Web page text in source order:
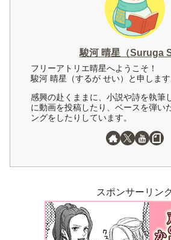
駿河 晴星（Suruga
フリーアトリエ晴星へようこそ！
駿河 晴星（するが せい）と申します
感興の赴くままに、小説や詩を執筆
に動画を投稿したり、ベースを弾い
ングをしたりしています。
スポンサーリンク